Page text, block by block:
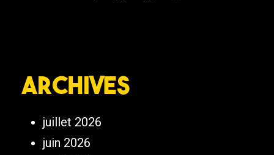
Archives
juillet 2026
juin 2026